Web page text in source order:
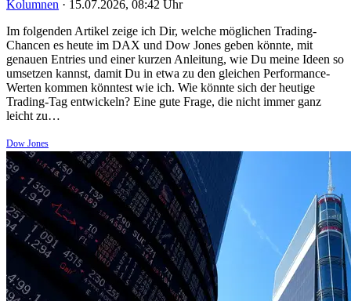
Kolumnen · 15.07.2026, 08:42 Uhr
Im folgenden Artikel zeige ich Dir, welche möglichen Trading-
Chancen es heute im DAX und Dow Jones geben könnte, mit
genauen Entries und einer kurzen Anleitung, wie Du meine Ideen so
umsetzen kannst, damit Du in etwa zu den gleichen Performance-
Werten kommen könntest wie ich. Wie könnte sich der heutige
Trading-Tag entwickeln? Eine gute Frage, die nicht immer ganz
leicht zu…
Dow Jones